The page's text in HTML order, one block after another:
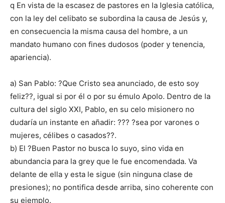
q En vista de la escasez de pastores en la Iglesia católica,
con la ley del celibato se subordina la causa de Jesús y,
en consecuencia la misma causa del hombre, a un
mandato humano con fines dudosos (poder y tenencia,
apariencia).
a) San Pablo: ?Que Cristo sea anunciado, de esto soy
feliz??, igual si por él o por su émulo Apolo. Dentro de la
cultura del siglo XXI, Pablo, en su celo misionero no
dudaría un instante en añadir: ??? ?sea por varones o
mujeres, célibes o casados??.
b) El ?Buen Pastor no busca lo suyo, sino vida en
abundancia para la grey que le fue encomendada. Va
delante de ella y esta le sigue (sin ninguna clase de
presiones); no pontifica desde arriba, sino coherente con
su ejemplo.